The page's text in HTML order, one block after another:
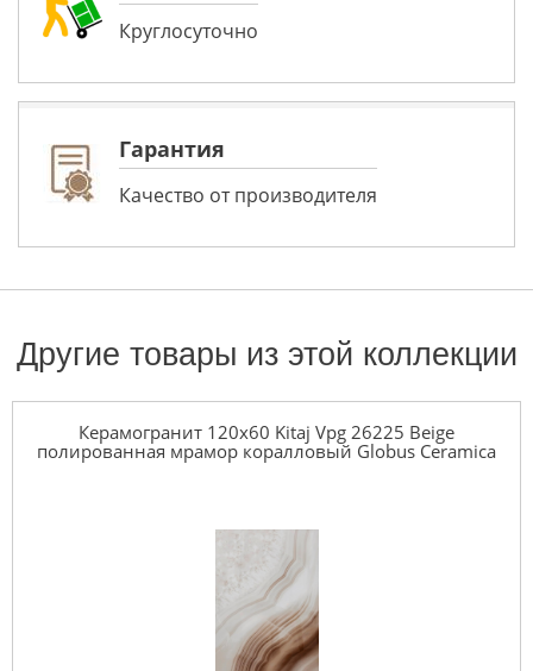
Круглосуточно
Гарантия
Качество от производителя
Другие товары из этой коллекции
Керамогранит 120x60 Kitaj Vpg 26225 Beige
полированная мрамор коралловый Globus Ceramica